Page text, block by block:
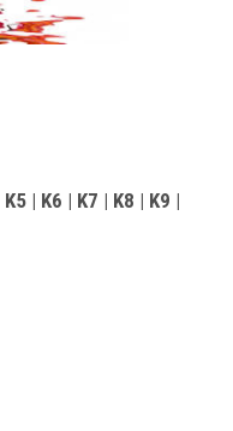
| K6 | K7 | K8 | K9 |